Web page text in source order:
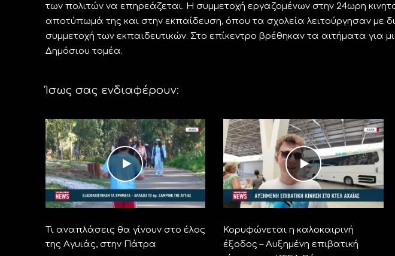
των πολιτών να επηρεάζεται. Η συμμετοχή εργαζομένων στην 24ωρη
αποτύπωμά της και στην εκπαίδευση, όπου τα σχολεία λειτούργησαν με
συμμετοχή των εκπαιδευτικών. Στο επίκεντρο βρέθηκαν τα αιτήματα για
Δημόσιου τομέα.
Ίσως σας ενδιαφέρουν:
Τι αναπλάσεις θα γίνουν στο έλος
της Αγυιάς, στην Πάτρα
Κορυφώνεται η καλοκαιρινή
έξοδος – Αυξημένη επιβατική